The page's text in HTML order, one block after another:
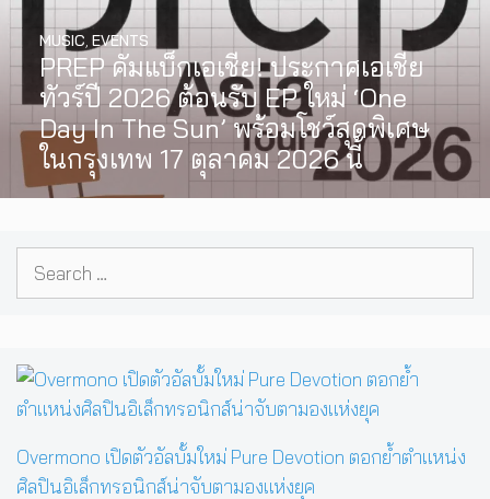
PREP คัมแบ็กเอเชีย! ประกาศเอเชีย
ทัวร์ปี 2026 ต้อนรับ EP ใหม่ ‘One
Day In The Sun’ พร้อมโชว์สุดพิเศษ
ในกรุงเทพ 17 ตุลาคม 2026 นี้
MUSIC EVENTS
Search
Overmono เปิดตัวอัลบั้มใหม่ Pure Devotion ตอกย้ำตำแหน่ง
ศิลปินอิเล็กทรอนิกส์น่าจับตามองแห่งยุค